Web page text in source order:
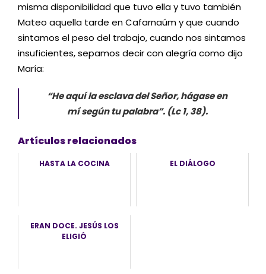
misma disponibilidad que tuvo ella y tuvo también
Mateo aquella tarde en Cafarnaúm y que cuando
sintamos el peso del trabajo, cuando nos sintamos
insuficientes, sepamos decir con alegría como dijo
María:
“He aquí la esclava del Señor, hágase en
mí según tu palabra”. (Lc 1, 38).
Artículos relacionados
HASTA LA COCINA EL DIÁLOGO
ERAN DOCE. JESÚS LOS
ELIGIÓ